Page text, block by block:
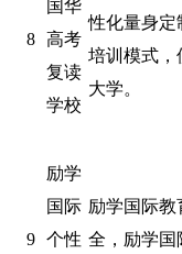
8
国华
高考
复读
学校
性化量身定
培训模式，
大学。
9
励学
国际
个性
励学国际教
全，励学国